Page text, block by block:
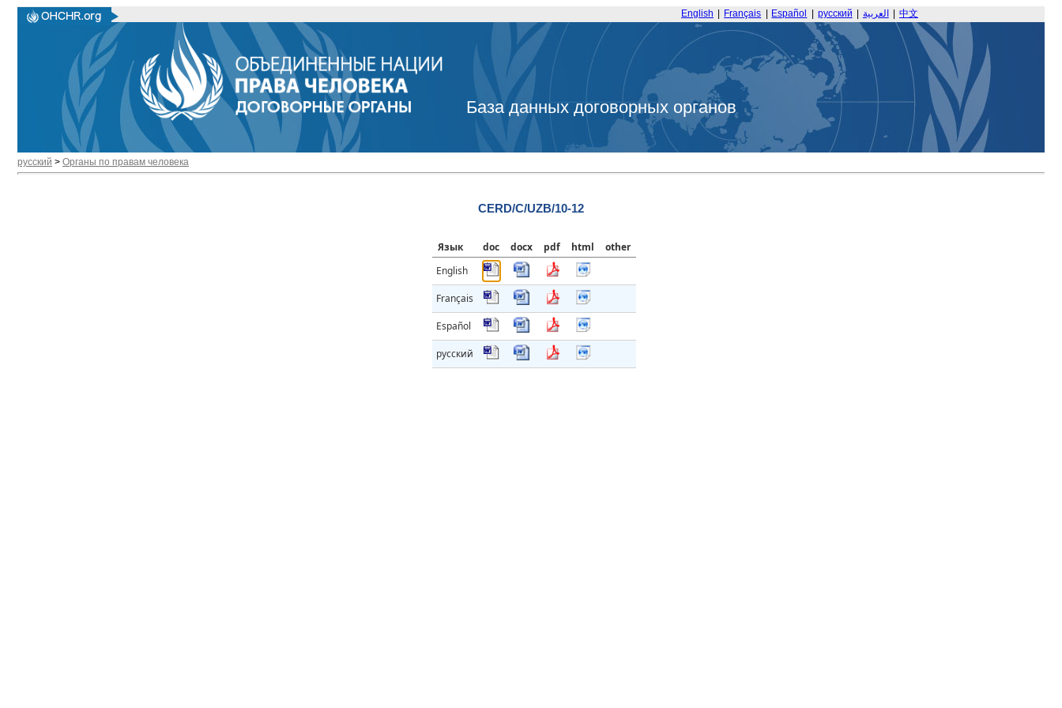
English Français Español русский العربية 中文
База данных договорных органов
русский > Органы по правам человека
CERD/C/UZB/10-12
Язык doc docx pdf html
other
English
Français
Español
русский